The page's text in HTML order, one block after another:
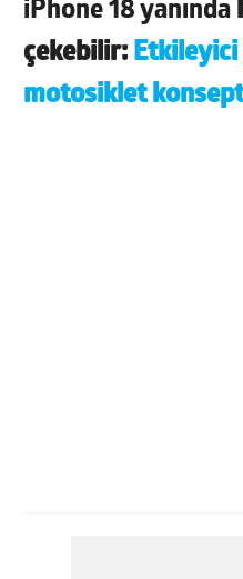
iPhone 18 yanında
çekebilir:
motosiklet